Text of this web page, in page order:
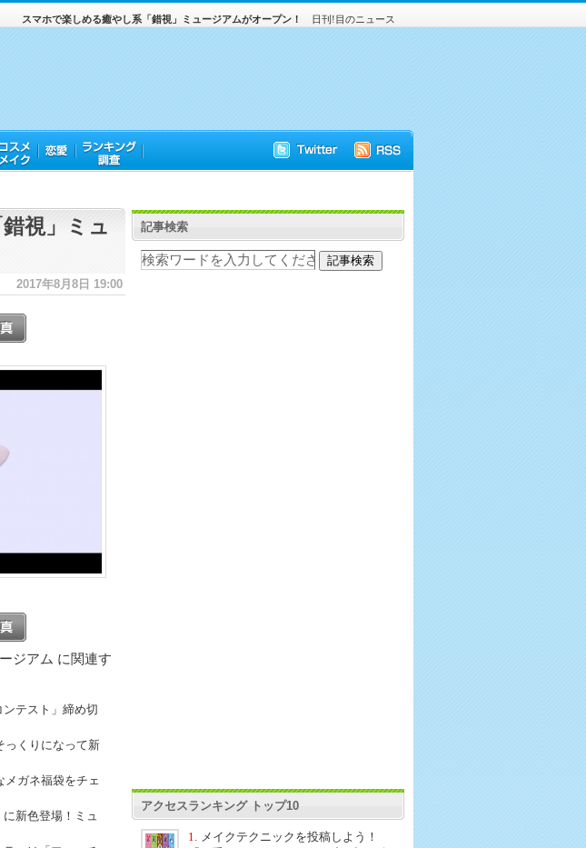
日刊!目のニュース
スマホで楽しめる癒やし系「錯視」ミュージアムがオープン！
視」ミュ
2017年8月8日 19:00
ジアム に関連す
テスト」締め切
っくりになって新
メガネ福袋をチェ
新色登場！ミュ
記事検索
アクセスランキング トップ10
1.
メイクテクニックを投稿しよう！